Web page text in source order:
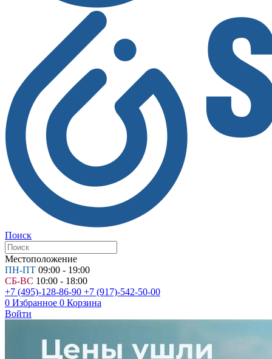
Поиск
Местоположение
ПН-ПТ 09:00 - 19:00
СБ-ВС 10:00 - 18:00
+7 (495)-128-86-90 +7 (917)-542-50-00
0 Избранное 0 Корзина
Войти